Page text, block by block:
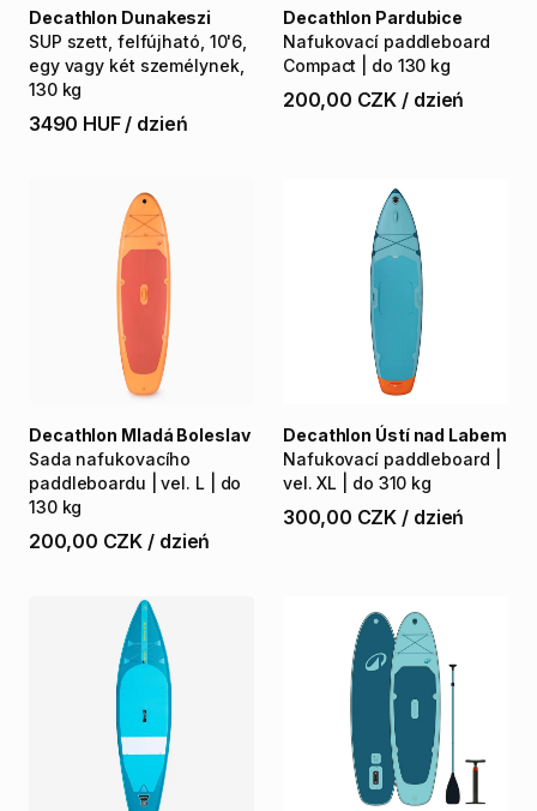
SUP szett felfújható 10'6
egy vagy két személynek​,​
130 kg
Decathlon Dunakeszi
3490 HUF / dzień
Nafukovací paddleboard
Compact
do 130 kg
Decathlon Pardubice
200,00 CZK / dzień
Sada nafukovacího
paddleboardu
vel. L
do
130 kg
Decathlon Mladá Boleslav
200,00 CZK / dzień
Nafukovací paddleboard
vel. XL do 310 kg
Decathlon Ústí nad Labem
300,00 CZK / dzień